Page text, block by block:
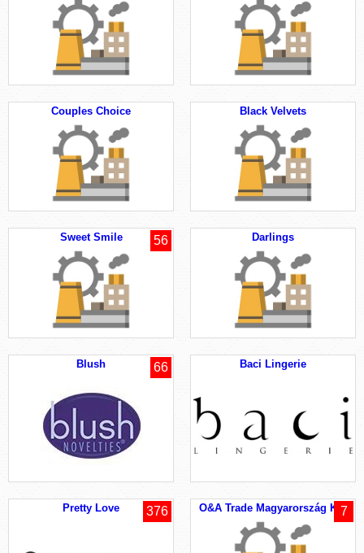
Couples Choice Black Velvets
Sweet Smile 56 Darlings
Blush 66 Baci Lingerie
Pretty Love 376 O&A Trade Magyarország Kft.
7